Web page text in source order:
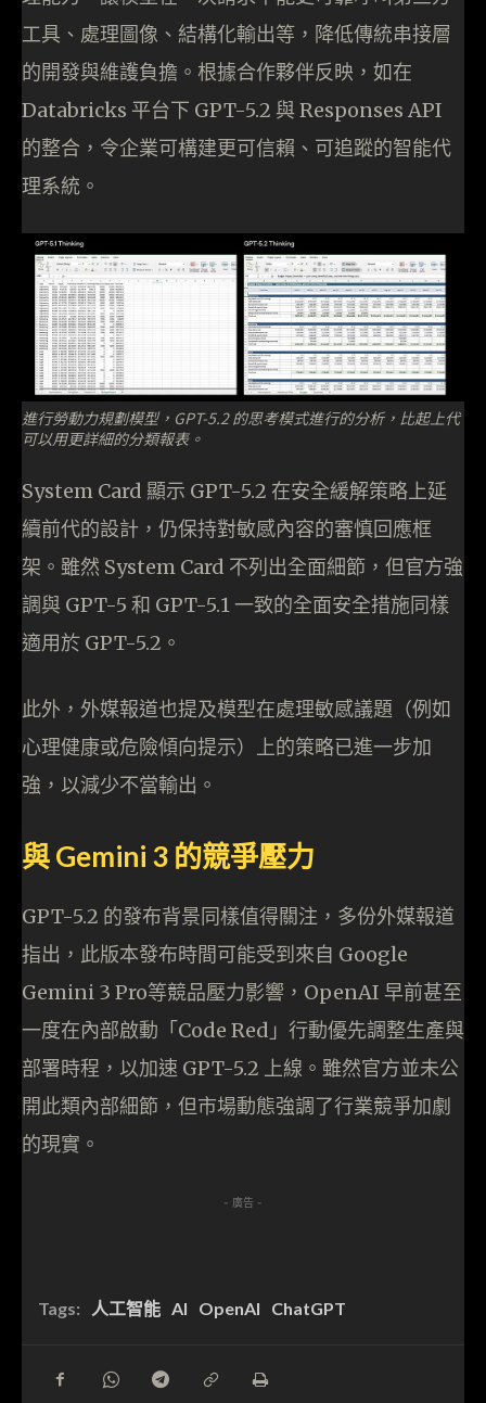
工具、處理圖像、結構化輸出等，降低傳統串接層
的開發與維護負擔。根據合作夥伴反映，如在
Databricks 平台下 GPT-5.2 與 Responses API
的整合，令企業可構建更可信賴、可追蹤的智能代
理系統。
進行勞動力規劃模型，GPT-5.2 的思考模式進行的分析，比起上代
可以用更詳細的分類報表。
System Card 顯示 GPT-5.2 在安全緩解策略上延
續前代的設計，仍保持對敏感內容的審慎回應框
架。雖然 System Card 不列出全面細節，但官方強
調與 GPT-5 和 GPT-5.1 一致的全面安全措施同樣
適用於 GPT-5.2。
此外，外媒報道也提及模型在處理敏感議題（例如
心理健康或危險傾向提示）上的策略已進一步加
強，以減少不當輸出。
與 Gemini 3 的競爭壓力
GPT-5.2 的發布背景同樣值得關注，多份外媒報道
指出，此版本發布時間可能受到來自 Google
Gemini 3 Pro等競品壓力影響，OpenAI 早前甚至
一度在內部啟動「Code Red」行動優先調整生產與
部署時程，以加速 GPT-5.2 上線。雖然官方並未公
開此類內部細節，但市場動態強調了行業競爭加劇
的現實。
- 廣告 -
Tags: 人工智能 AI OpenAI ChatGPT